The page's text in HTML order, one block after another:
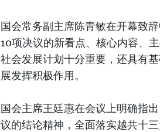
国会常务副主席陈青敏在开幕致
10项决议的新看点、核心内容、
社会发展计划十分重要，还具有
展发挥积极作用。
国会主席王廷惠在会议上明确指
议的结论精神，全面落实越共十